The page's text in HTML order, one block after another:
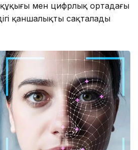
құқығы мен цифрлық ортадағы
қаншалықты сақталады